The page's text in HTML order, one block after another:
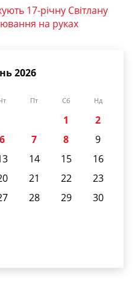
17-річну Світлану
на руках
2026
Пт Сб Нд
1
2
6 7 8
9
14 15
16
21 22
23
28 29
30